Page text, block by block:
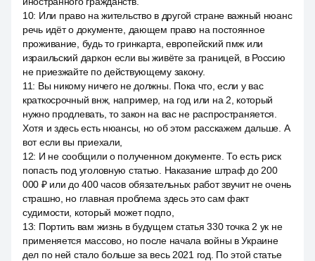
10: Или право на жительство в другой стране важный нюанс
речь идёт о документе, дающем право на постоянное
проживание, будь то гринкарта, европейский пмж или
израильский даркон если вы живёте за границей, в Россию
не приезжайте по действующему закону.
11: Вы никому ничего не должны. Пока что, если у вас
краткосрочный внж, например, на год или на 2, который
нужно продлевать, то закон на вас не распространяется.
Хотя и здесь есть нюансы, но об этом расскажем дальше. А
вот если вы приехали,
12: И не сообщили о полученном документе. То есть риск
попасть под уголовную статью. Наказание штраф до 200
000 ₽ или до 400 часов обязательных работ звучит не очень
страшно, но главная проблема здесь это сам факт
судимости, который может подпо,
13: Портить вам жизнь в будущем статья 330 точка 2 ук не
применяется массово, но после начала войны в Украине
дел по ней стало больше за весь 2021 год. По этой статье